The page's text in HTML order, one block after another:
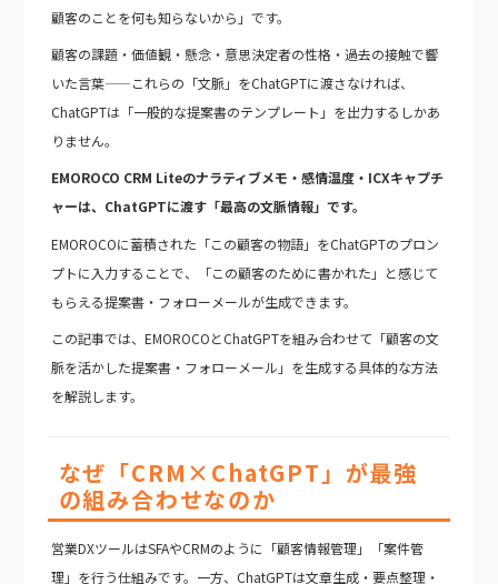
顧客のことを何も知らないから」です。
顧客の課題・価値観・懸念・意思決定者の性格・過去の接触で響
いた言葉——これらの「文脈」をChatGPTに渡さなければ、
ChatGPTは「一般的な提案書のテンプレート」を出力するしかあ
りません。
EMOROCO CRM Liteのナラティブメモ・感情温度・ICXキャプチ
ャーは、ChatGPTに渡す「最高の文脈情報」です。
EMOROCOに蓄積された「この顧客の物語」をChatGPTのプロン
プトに入力することで、「この顧客のために書かれた」と感じて
もらえる提案書・フォローメールが生成できます。
この記事では、EMOROCOとChatGPTを組み合わせて「顧客の文
脈を活かした提案書・フォローメール」を生成する具体的な方法
を解説します。
なぜ「CRM×ChatGPT」が最強
の組み合わせなのか
営業DXツールはSFAやCRMのように「顧客情報管理」「案件管
理」を行う仕組みです。一方、ChatGPTは文章生成・要点整理・